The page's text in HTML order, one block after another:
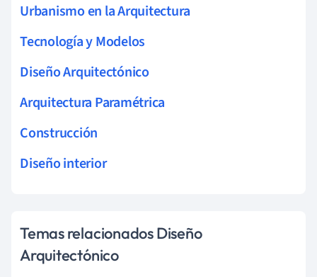
Urbanismo en la Arquitectura
Tecnología y Modelos
Diseño Arquitectónico
Arquitectura Paramétrica
Construcción
Diseño interior
Temas relacionados Diseño
Arquitectónico